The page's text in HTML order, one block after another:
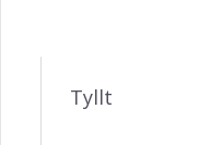
Tyllt